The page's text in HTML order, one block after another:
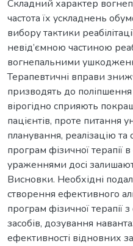
Складний характер
частота їх ускладнень
вибору тактики
невід’ємною частиною
вогнепальними
Терапевтичні вправи
призводять до
вірогідно сприяють
пацієнтів, проте питання
планування, реалізацію та
програм фізичної терапії
ураженнями досі
Висновки. Необхідні
створення ефективного
програм фізичної терапії
засобів, дозування
ефективності відновних